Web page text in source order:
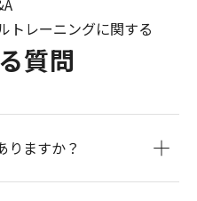
トレーニングに関する
質問
りますか？